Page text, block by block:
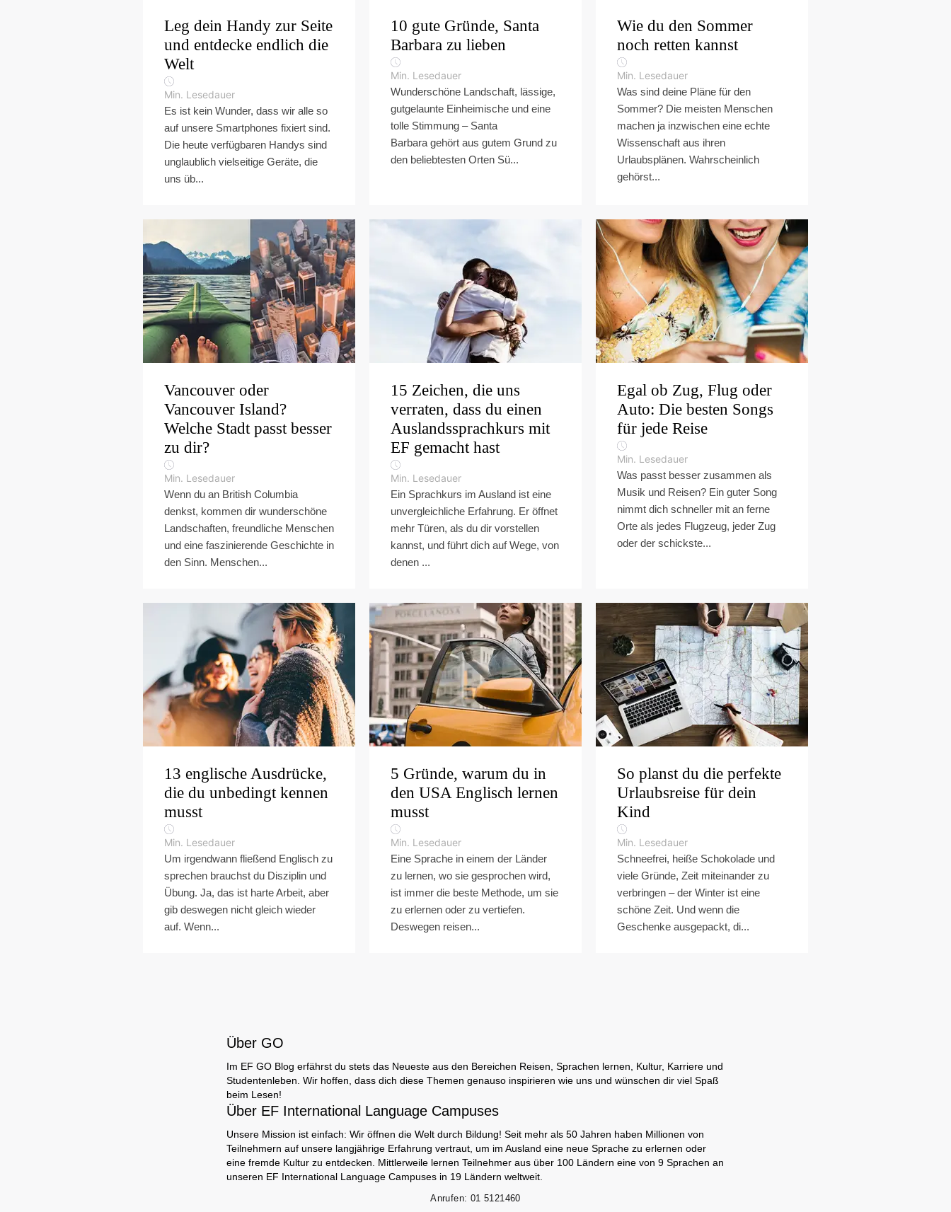
Leg dein Handy zur Seite
und entdecke endlich die
Welt
Min. Lesedauer
Es ist kein Wunder, dass wir alle so
auf unsere Smartphones fixiert sind.
Die heute verfügbaren Handys sind
unglaublich vielseitige Geräte, die
uns üb...
10 gute Gründe, Santa
Barbara zu lieben
Min. Lesedauer
Wunderschöne Landschaft, lässige,
gutgelaunte Einheimische und eine
tolle Stimmung – Santa
Barbara gehört aus gutem Grund zu
den beliebtesten Orten Sü...
Wie du den Sommer
noch retten kannst
Min. Lesedauer
Was sind deine Pläne für den
Sommer? Die meisten Menschen
machen ja inzwischen eine echte
Wissenschaft aus ihren
Urlaubsplänen. Wahrscheinlich
gehörst...
Vancouver oder
Vancouver Island?
Welche Stadt passt besser
zu dir?
Min. Lesedauer
Wenn du an British Columbia
denkst, kommen dir wunderschöne
Landschaften, freundliche Menschen
und eine faszinierende Geschichte in
den Sinn. Menschen...
15 Zeichen, die uns
verraten, dass du einen
Auslandssprachkurs mit
EF gemacht hast
Min. Lesedauer
Ein Sprachkurs im Ausland ist eine
unvergleichliche Erfahrung. Er öffnet
mehr Türen, als du dir vorstellen
kannst, und führt dich auf Wege, von
denen ...
Egal ob Zug, Flug oder
Auto: Die besten Songs
für jede Reise
Min. Lesedauer
Was passt besser zusammen als
Musik und Reisen? Ein guter Song
nimmt dich schneller mit an ferne
Orte als jedes Flugzeug, jeder Zug
oder der schickste...
13 englische Ausdrücke,
die du unbedingt kennen
musst
Min. Lesedauer
Um irgendwann fließend Englisch zu
sprechen brauchst du Disziplin und
Übung. Ja, das ist harte Arbeit, aber
gib deswegen nicht gleich wieder
auf. Wenn...
5 Gründe, warum du in
den USA Englisch lernen
musst
Min. Lesedauer
Eine Sprache in einem der Länder
zu lernen, wo sie gesprochen wird,
ist immer die beste Methode, um sie
zu erlernen oder zu vertiefen.
Deswegen reisen...
So planst du die perfekte
Urlaubsreise für dein
Kind
Min. Lesedauer
Schneefrei, heiße Schokolade und
viele Gründe, Zeit miteinander zu
verbringen – der Winter ist eine
schöne Zeit. Und wenn die
Geschenke ausgepackt, di...
Über GO
Im EF GO Blog erfährst du stets das Neueste aus den Bereichen Reisen, Sprachen lernen, Kultur, Karriere und
Studentenleben. Wir hoffen, dass dich diese Themen genauso inspirieren wie uns und wünschen dir viel Spaß
beim Lesen!
Über EF International Language Campuses
Unsere Mission ist einfach: Wir öffnen die Welt durch Bildung! Seit mehr als 50 Jahren haben Millionen von
Teilnehmern auf unsere langjährige Erfahrung vertraut, um im Ausland eine neue Sprache zu erlernen oder
eine fremde Kultur zu entdecken. Mittlerweile lernen Teilnehmer aus über 100 Ländern eine von 9 Sprachen an
unseren EF International Language Campuses in 19 Ländern weltweit.
Anrufen: 01 5121460